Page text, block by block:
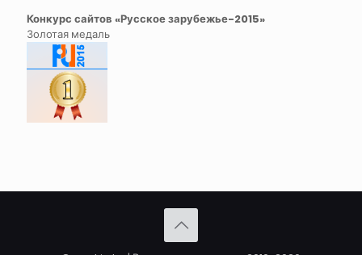
Конкурс сайтов «Русское зарубежье-2015»
Золотая медаль